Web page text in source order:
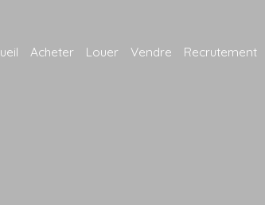
Acheter Louer Vendre Recrutement